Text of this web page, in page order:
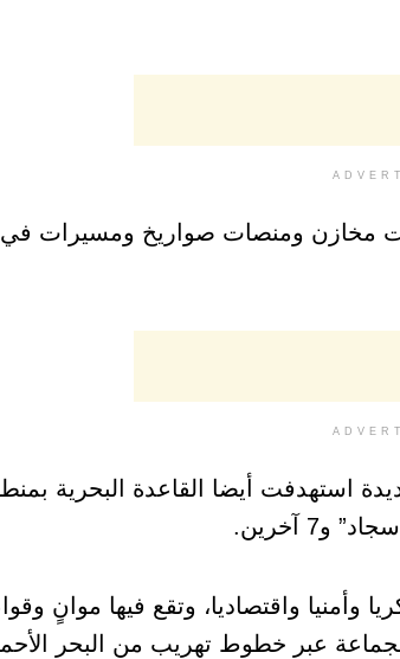
مخازن ومنصات صواريخ ومسيرات
استهدفت أيضا القاعدة البحرية
آخرين.
وأمنيا واقتصاديا، وتقع فيها موانٍ
عبر خطوط تهريب من البحر